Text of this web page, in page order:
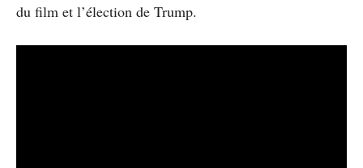
du film et l’élection de Trump.